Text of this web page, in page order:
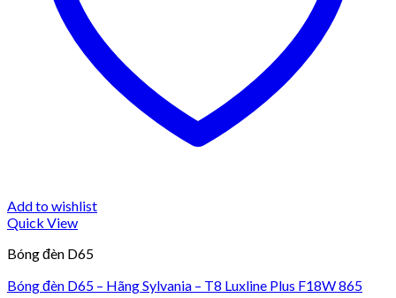
Add to wishlist
Quick View
Bóng đèn D65
Bóng đèn D65 – Hãng Sylvania – T8 Luxline Plus F18W 865